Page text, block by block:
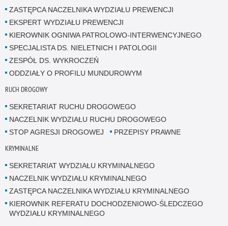
ZASTĘPCA NACZELNIKA WYDZIAŁU PREWENCJI
EKSPERT WYDZIAŁU PREWENCJI
KIEROWNIK OGNIWA PATROLOWO-INTERWENCYJNEGO
SPECJALISTA DS. NIELETNICH I PATOLOGII
ZESPÓŁ DS. WYKROCZEŃ
ODDZIAŁY O PROFILU MUNDUROWYM
RUCH DROGOWY
SEKRETARIAT RUCHU DROGOWEGO
NACZELNIK WYDZIAŁU RUCHU DROGOWEGO
STOP AGRESJI DROGOWEJ
PRZEPISY PRAWNE
KRYMINALNE
SEKRETARIAT WYDZIAŁU KRYMINALNEGO
NACZELNIK WYDZIAŁU KRYMINALNEGO
ZASTĘPCA NACZELNIKA WYDZIAŁU KRYMINALNEGO
KIEROWNIK REFERATU DOCHODZENIOWO-ŚLEDCZEGO
WYDZIAŁU KRYMINALNEGO